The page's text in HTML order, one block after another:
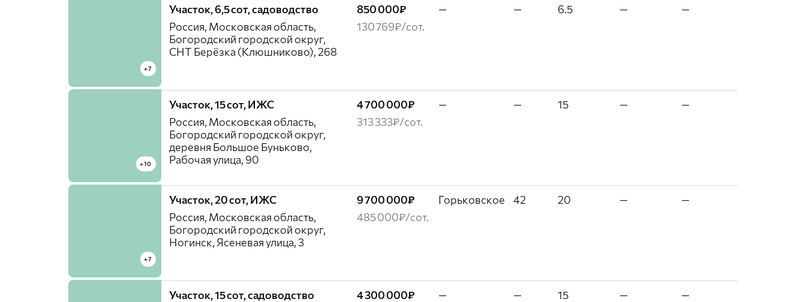
+7
Участок, 6,5 сот, садоводство
Россия, Московская область,
Богородский городской округ,
СНТ Берёзка (Клюшниково), 268
850 000₽
130 769₽/сот.
— — 6.5 — —
+10
Участок, 15 сот, ИЖС
Россия, Московская область,
Богородский городской округ,
деревня Большое Буньково,
Рабочая улица, 90
4 700 000₽
313 333₽/сот.
— — 15 — —
+7
Участок, 20 сот, ИЖС
Россия, Московская область,
Богородский городской округ,
Ногинск, Ясеневая улица, 3
9 700 000₽
485 000₽/сот.
Горьковское 42 20 — —
Участок, 15 сот, садоводство
4 300 000₽
— — 15 — —